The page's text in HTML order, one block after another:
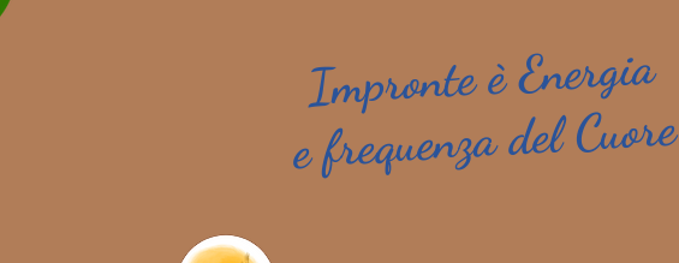
Impronte è Energia
e frequenza del Cuore